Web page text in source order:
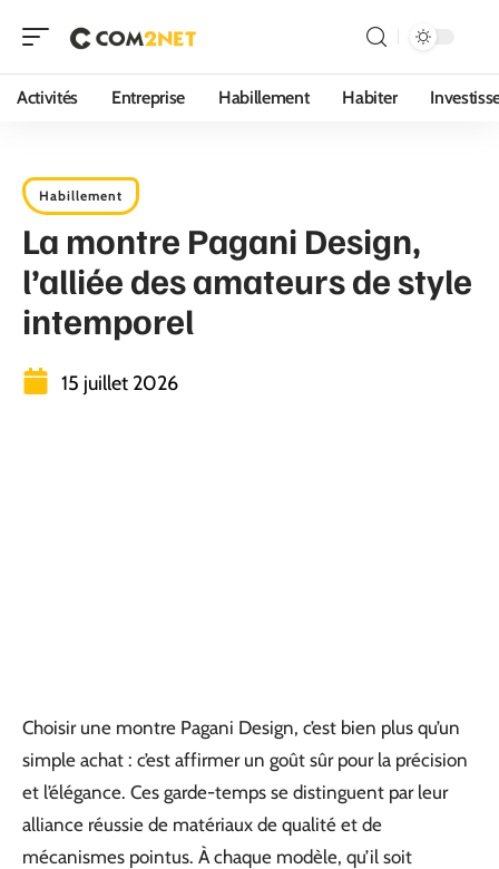
Activités Entreprise Habillement Habiter
Habillement
La montre Pagani Design,
l’alliée des amateurs de style
intemporel
15 juillet 2026
Choisir une montre Pagani Design, c’est bien plus qu’un
simple achat : c’est affirmer un goût sûr pour la précision
et l’élégance. Ces garde-temps se distinguent par leur
alliance réussie de matériaux de qualité et de
mécanismes pointus. À chaque modèle, qu’il soit